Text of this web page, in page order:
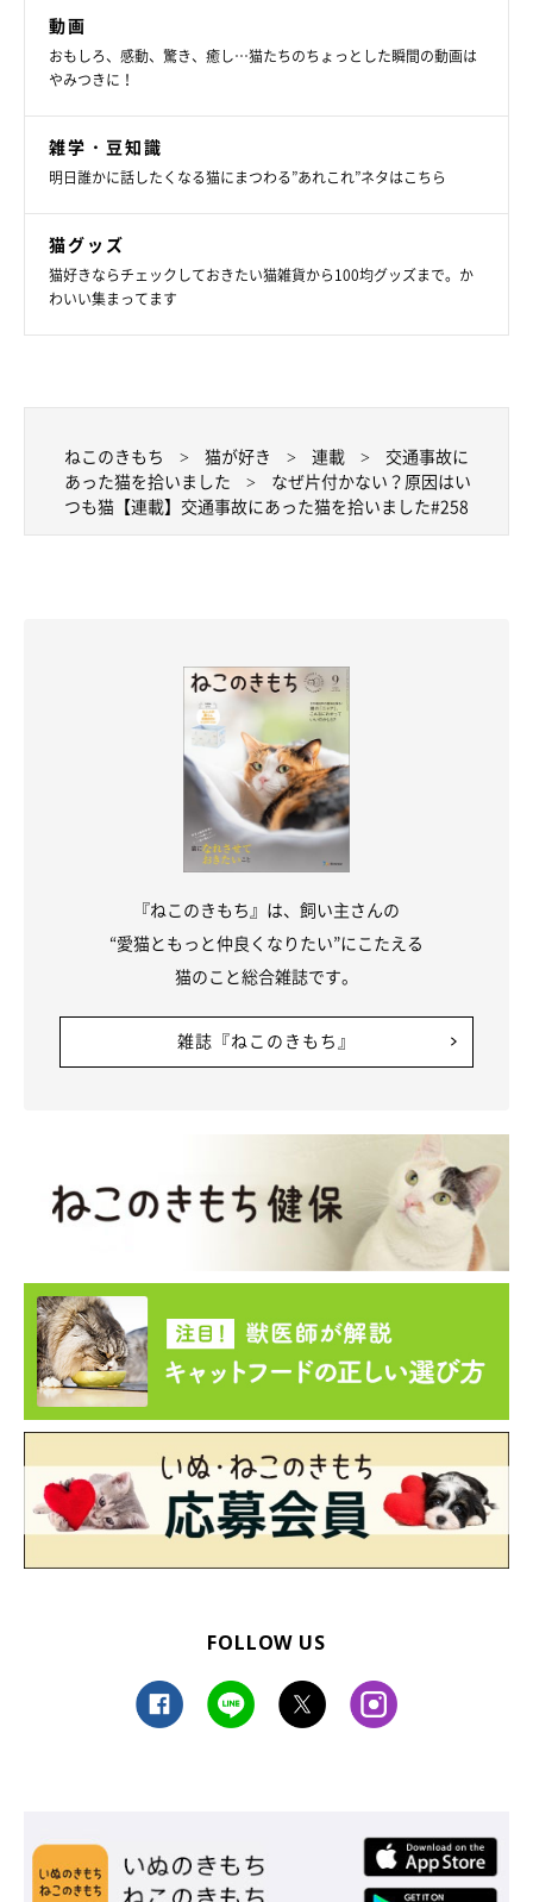
動画
おもしろ、感動、驚き、癒し…猫たちのちょっとした瞬間の動画は
やみつきに！
雑学・豆知識
明日誰かに話したくなる猫にまつわる”あれこれ”ネタはこちら
猫グッズ
猫好きならチェックしておきたい猫雑貨から100均グッズまで。か
わいい集まってます
ねこのきもち 猫が好き 連載
交通事故に
あった猫を拾いました
なぜ片付かない？原因はい
つも猫【連載】交通事故にあった猫を拾いました#258
『ねこのきもち』は、飼い主さんの
“愛猫ともっと仲良くなりたい”にこたえる
猫のこと総合雑誌です。
雑誌『ねこのきもち』
FOLLOW US